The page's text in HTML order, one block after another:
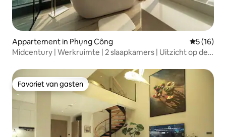
Appartement in Phụng Công
5 (16)
Midcentury | Werkruimte | 2 slaapkamers | Uitzicht op de
Favoriet van gasten
Favoriet van gasten